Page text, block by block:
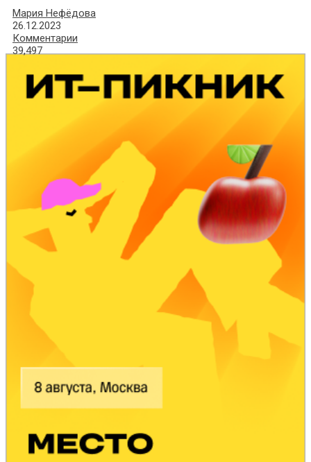
Мария Нефёдова
26.12.2023
Комментарии
39,497